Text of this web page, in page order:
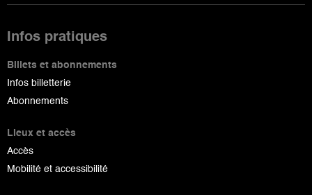
Infos pratiques
Billets et abonnements
Infos billetterie
Abonnements
Lieux et accès
Accès
Mobilité et accessibilité